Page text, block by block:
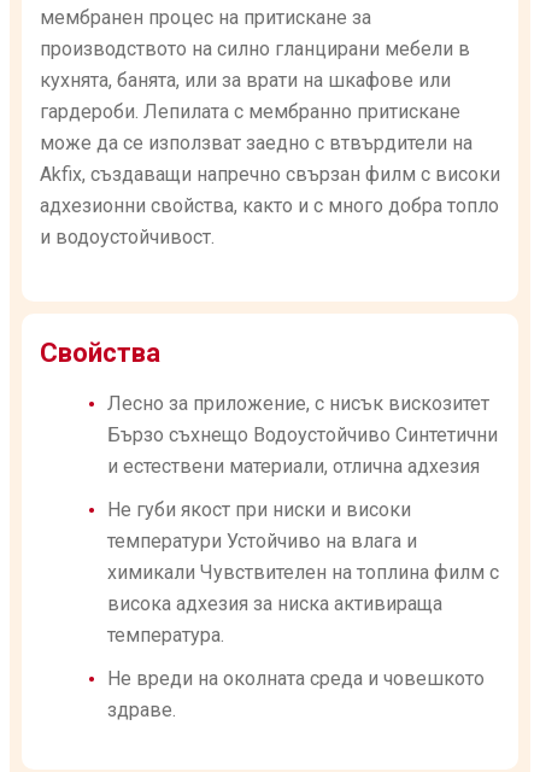
мембранен процес на притискане за
производството на силно гланцирани мебели в
кухнята, банята, или за врати на шкафове или
гардероби. Лепилата с мембранно притискане
може да се използват заедно с втвърдители на
Akfix, създаващи напречно свързан филм с високи
адхезионни свойства, както и с много добра топло
и водоустойчивост.
Свойства
Лесно за приложение, с нисък вискозитет
Бързо съхнещо Водоустойчиво Синтетични
и естествени материали, отлична адхезия
Не губи якост при ниски и високи
температури Устойчиво на влага и
химикали Чувствителен на топлина филм с
висока адхезия за ниска активираща
температура.
Не вреди на околната среда и човешкото
здраве.